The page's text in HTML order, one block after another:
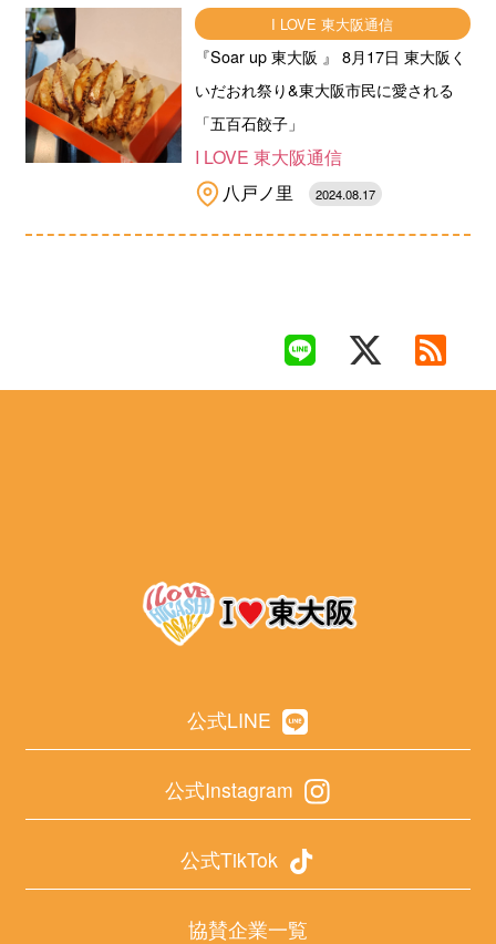
I LOVE 東大阪通信
『Soar up 東大阪 』 8月17日 東大阪く
いだおれ祭り&東大阪市民に愛される
「五百石餃子」
I LOVE 東大阪通信
八戸ノ里
2024.08.17
公式LINE
公式Instagram
公式TikTok
協賛企業一覧